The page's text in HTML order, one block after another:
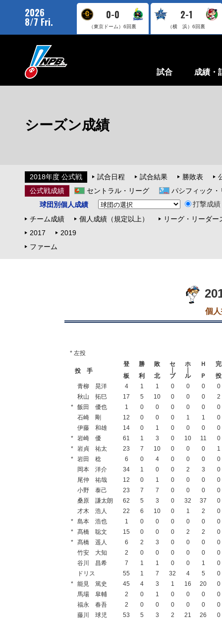
2026
8/7 Fri.
0-0
（東京ドーム）6回裏
2-1
（横 浜）6回裏
試合 成績・
シーズン成績
2018年度 公式戦 試合日程 試合結果 勝敗表
公式戦成績
セントラル・リーグ
パシフィック・
球団別個人成績
打撃成績
チーム成績
個人成績（規定以上）
リーグ・リーダー
2017
2019
ファーム
個
* 左投
投 手
登
板
勝
利
敗
北
セ
ブ
ホ
ル
Ｈ
Ｐ
完
投
青柳 晃洋
4 1 1 0 0 0
0
秋山 拓巳
17 5 10 0 0 0
2
* 飯田 優也 1 0 0 0 0 0
0
石崎 剛
12 0 0 0 1 1
0
伊藤 和雄
14 0 1 0 0 0
0
* 岩崎 優 61 1 3 0 10 11
0
* 岩貞 祐太 23 7 10 0 0 0
1
* 岩田 稔 6 0 4 0 0 0
0
岡本 洋介
34 1 0 0 2 3
0
尾仲 祐哉
12 0 1 0 0 0
0
小野 泰己
23 7 7 0 0 0
0
桑原 謙太朗
62 5 3 0 32 37
0
才木 浩人
22 6 10 0 1 2
0
* 島本 浩也 1 0 0 0 0 0
0
* 髙橋 聡文 15 0 0 0 2 2
0
* 髙橋 遥人 6 2 3 0 0 0
0
竹安 大知
2 0 0 0 0 0
0
谷川 昌希
7 1 1 0 0 1
0
ドリス
55 1 7 32 4 5
0
* 能見 篤史 45 4 3 1 16 20
0
馬場 皐輔
2 0 1 0 0 0
0
福永 春吾
2 0 0 0 0 0
0
藤川 球児
53 5 3 2 21 26
0